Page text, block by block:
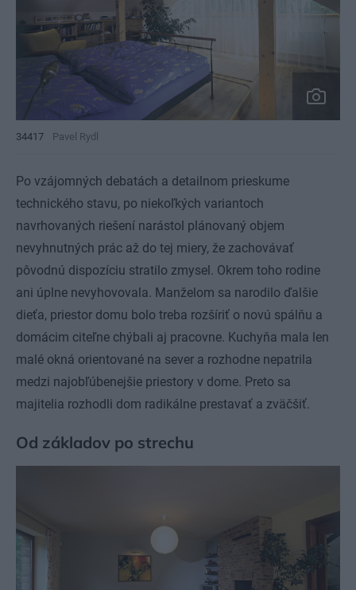
34417 Pavel Rydl
Po vzájomných debatách a detailnom prieskume
technického stavu, po niekoľkých variantoch
navrhovaných riešení narástol plánovaný objem
nevyhnutných prác až do tej miery, že zachovávať
pôvodnú dispozíciu stratilo zmysel. Okrem toho rodine
ani úplne nevyhovovala. Manželom sa narodilo ďalšie
dieťa, priestor domu bolo treba rozšíriť o novú spálňu a
domácim citeľne chýbali aj pracovne. Kuchyňa mala len
malé okná orientované na sever a rozhodne nepatrila
medzi najobľúbenejšie priestory v dome. Preto sa
majitelia rozhodli dom radikálne prestavať a zväčšiť.
Od základov po strechu